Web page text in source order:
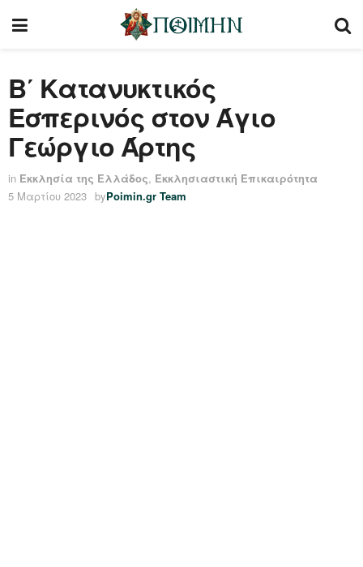
Β΄ Κατανυκτικός
Εσπερινός στον Άγιο
Γεώργιο Άρτης
in Εκκλησία της Ελλάδος, Εκκλησιαστική Επικαιρότητα
5 Μαρτίου 2023 byPoimin.gr Team